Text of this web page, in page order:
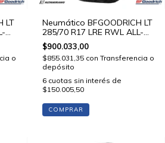
LT
o
Neumático BFGOODRICH LT
285/70 R17 LRE RWL ALL-
TERRAIN T/A KO3 126/123 S
STD
$900.033,00
$855.031,35 con Transferencia o
depósito
6 cuotas sin interés de
$150.005,50
COMPRAR